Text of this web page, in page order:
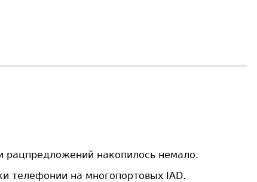
рацпредложений накопилось немало.
телефонии на многопортовых IAD.